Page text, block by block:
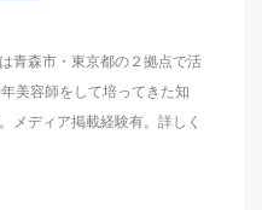
青森市・東京都の２拠点で活
美容師をして培ってきた知
メディア掲載経験有。詳しく